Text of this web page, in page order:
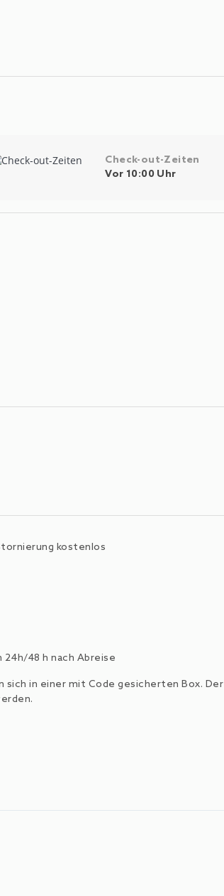
Check-out-Zeiten
Vor 10:00 Uhr
kostenlos
24h/48 h nach Abreise
sich in einer mit Code gesicherten Box. Der